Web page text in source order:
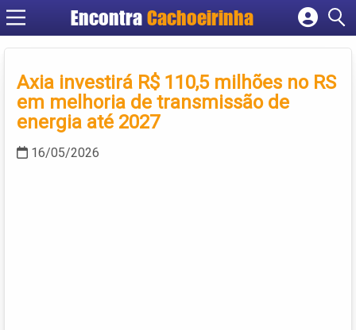
Encontra Cachoeirinha
Cadastrar empresa
Criar conta
Axia investirá R$ 110,5 milhões no RS
em melhoria de transmissão de
energia até 2027
16/05/2026